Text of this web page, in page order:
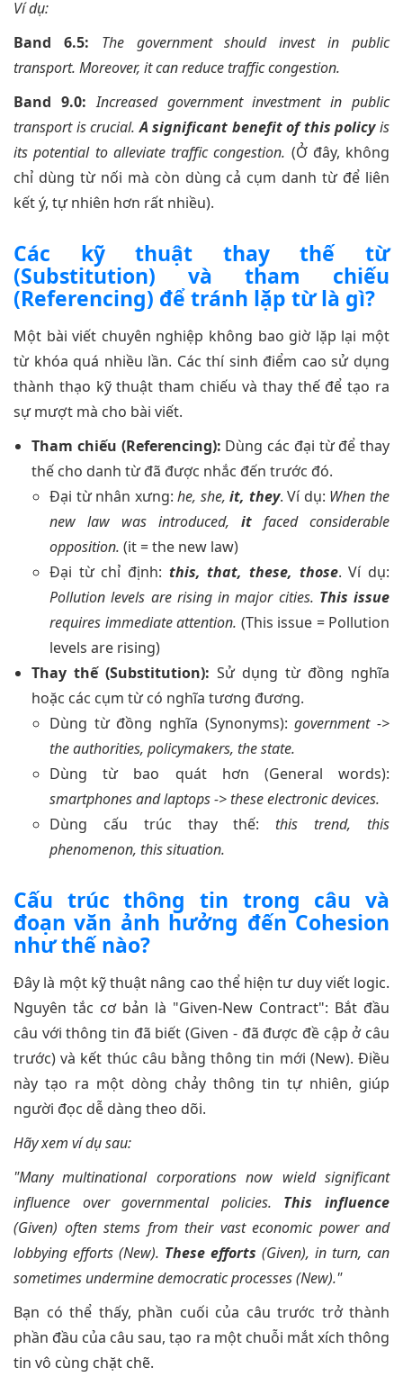
Ví dụ:
Band 6.5:
The government should invest in public
transport. Moreover, it can reduce traffic congestion.
Band 9.0: Increased government investment in public
transport is crucial.A significant benefit of this policyis
its potential to alleviate traffic congestion. (Ở đây, không
chỉ dùng từ nối mà còn dùng cả cụm danh từ để liên
kết ý, tự nhiên hơn rất nhiều).
Các kỹ thuật thay thế từ
(Substitution) và tham chiếu
(Referencing) để tránh lặp từ là gì?
Một bài viết chuyên nghiệp không bao giờ lặp lại một
từ khóa quá nhiều lần. Các thí sinh điểm cao sử dụng
thành thạo kỹ thuật tham chiếu và thay thế để tạo ra
sự mượt mà cho bài viết.
Tham chiếu (Referencing): Dùng các đại từ để thay
thế cho danh từ đã được nhắc đến trước đó.
Đại từ nhân xưng:he, she,it, they. Ví dụ: When the
new law was introduced, it faced considerable
opposition. (it = the new law)
Đại từ chỉ định: this, that, these, those. Ví dụ:
Pollution levels are rising in major cities. This issue
requires immediate attention. (This issue = Pollution
levels are rising)
Thay thế (Substitution): Sử dụng từ đồng nghĩa
hoặc các cụm từ có nghĩa tương đương.
Dùng từ đồng nghĩa (Synonyms):government ->
the authorities, policymakers, the state.
Dùng từ bao quát hơn (General words):
smartphones and laptops -> these electronic devices.
Dùng cấu trúc thay thế: this trend, this
phenomenon, this situation.
Cấu trúc thông tin trong câu và
đoạn văn ảnh hưởng đến Cohesion
như thế nào?
Đây là một kỹ thuật nâng cao thể hiện tư duy viết logic.
Nguyên tắc cơ bản là "Given-New Contract": Bắt đầu
câu với thông tin đã biết (Given - đã được đề cập ở câu
trước) và kết thúc câu bằng thông tin mới (New). Điều
này tạo ra một dòng chảy thông tin tự nhiên, giúp
người đọc dễ dàng theo dõi.
Hãy xem ví dụ sau:
"Many multinational corporations now wield significant
influence over governmental policies. This influence
(Given) often stems from their vast economic power and
lobbying efforts (New). These efforts (Given), in turn, can
sometimes undermine democratic processes (New)."
Bạn có thể thấy, phần cuối của câu trước trở thành
phần đầu của câu sau, tạo ra một chuỗi mắt xích thông
tin vô cùng chặt chẽ.